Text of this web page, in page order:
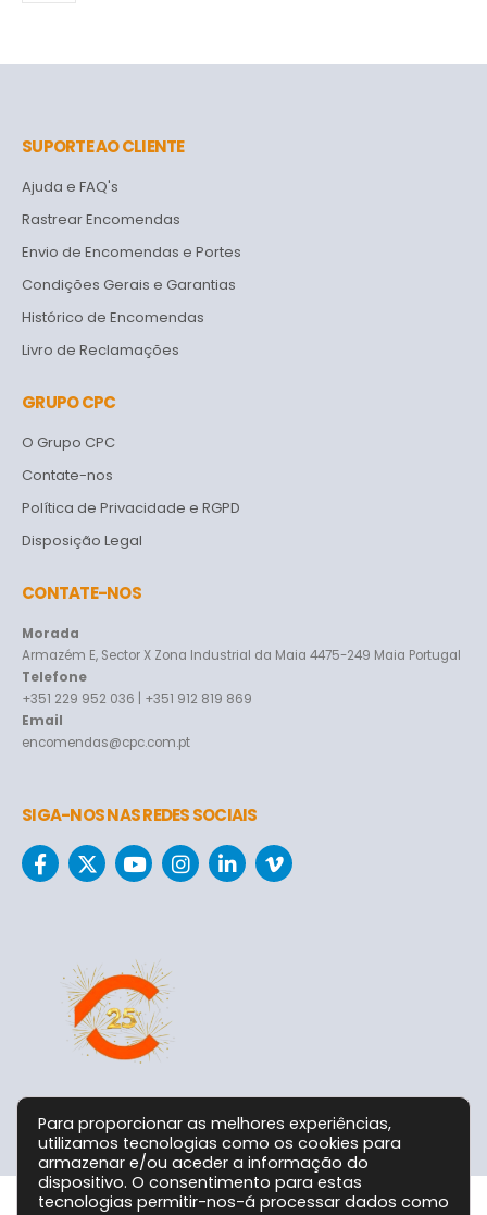
SUPORTE AO CLIENTE
Ajuda e FAQ's
Rastrear Encomendas
Envio de Encomendas e Portes
Condições Gerais e Garantias
Histórico de Encomendas
Livro de Reclamações
GRUPO CPC
O Grupo CPC
Contate-nos
Política de Privacidade e RGPD
Disposição Legal
CONTATE-NOS
Morada
Armazém E, Sector X Zona Industrial da Maia 4475-249 Maia Portugal
Telefone
+351 229 952 036 | +351 912 819 869
Email
encomendas@cpc.com.pt
SIGA-NOS NAS REDES SOCIAIS
Para proporcionar as melhores experiências,
utilizamos tecnologias como os cookies para
armazenar e/ou aceder a informação do
dispositivo. O consentimento para estas
tecnologias permitir-nos-á processar dados como